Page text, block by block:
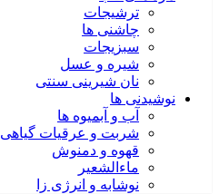
ترشیجات
چاشنی ها
سبزیجات
شیره و عسل
نان شیرینی سنتی
نوشیدنی ها
آب و آبمیوه ها
شربت و عرقیات گیاهی
قهوه و دمنوش
ماءالشعیر
نوشابه و انرژی زا